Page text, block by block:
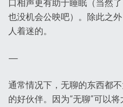
口相声更有助于睡眠（当然
也没机会公映吧）。除此之
人着迷的。
—
通常情况下，无聊的东西都
的好伙伴。因为“无聊”可以